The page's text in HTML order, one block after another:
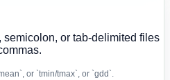
or tab-delimited files
or `tmin/tmax`, or `gdd`.